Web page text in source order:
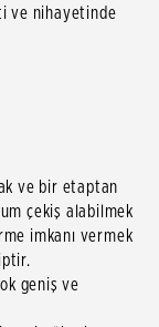
ve nihayetinde
ve bir etaptan
çekiş alabilmek
imkanı vermek
geniş ve